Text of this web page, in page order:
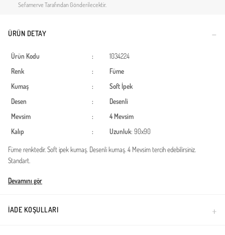
Sefamerve Tarafından Gönderilecektir.
ÜRÜN DETAY
Ürün Kodu :
1034224
Renk
:
Füme
Kumaş
:
Soft İpek
Desen
:
Desenli
Mevsim
:
4 Mevsim
Kalıp
: Uzunluk: 90x90
Füme renktedir. Soft ipek kumaş. Desenli kumaş. 4 Mevsim tercih edebilirsiniz.
Standart.
Türkiye'de üretilmiştir.
Devamını gör
İADE KOŞULLARI